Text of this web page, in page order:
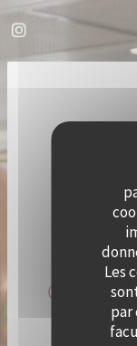
Personnalisation de
Les
par
Instagram
QUAI
LE